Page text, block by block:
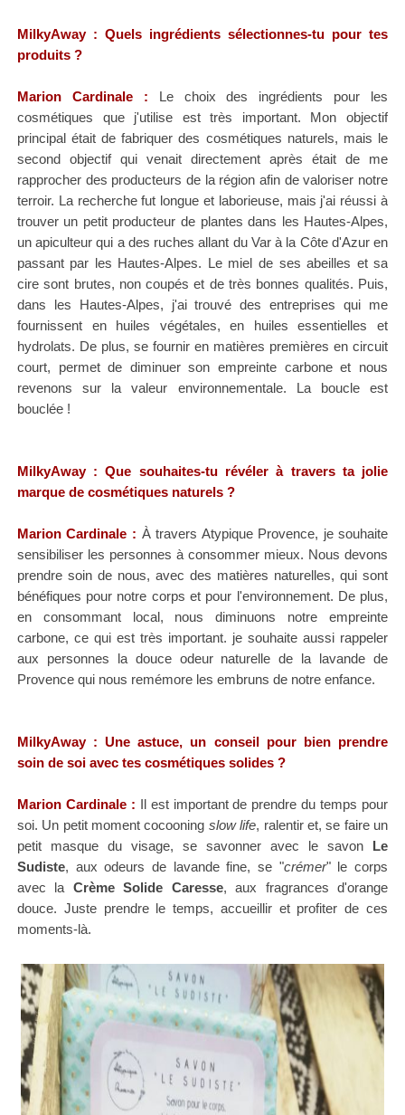
MilkyAway: Quels ingrédients sélectionnes-tu pour tes
produits ?
Marion Cardinale : Le choix des ingrédients pour les
cosmétiques que j'utilise est très important. Mon objectif
principal était de fabriquer des cosmétiques naturels, mais le
second objectif qui venait directement après était de me
rapprocher des producteurs de la région afin de valoriser notre
terroir. La recherche fut longue et laborieuse, mais j'ai réussi à
trouver un petit producteur de plantes dans les Hautes-Alpes,
un apiculteur qui a des ruches allant du Var à la Côte d'Azur en
passant par les Hautes-Alpes. Le miel de ses abeilles et sa
cire sont brutes, non coupés et de très bonnes qualités. Puis,
dans les Hautes-Alpes, j'ai trouvé des entreprises qui me
fournissent en huiles végétales, en huiles essentielles et
hydrolats. De plus, se fournir en matières premières en circuit
court, permet de diminuer son empreinte carbone et nous
revenons sur la valeur environnementale. La boucle est
bouclée !
MilkyAway: Que souhaites-tu révéler à travers ta jolie
marque de cosmétiques naturels?
Marion Cardinale : À travers Atypique Provence, je souhaite
sensibiliser les personnes à consommer mieux. Nous devons
prendre soin de nous, avec des matières naturelles, qui sont
bénéfiques pour notre corps et pour l'environnement. De plus,
en consommant local, nous diminuons notre empreinte
carbone, ce qui est très important. je souhaite aussi rappeler
aux personnes la douce odeur naturelle de la lavande de
Provence qui nous remémore les embruns de notre enfance.
MilkyAway : Une astuce, un conseil pour bien prendre
soin de soi avec tes cosmétiques solides?
Marion Cardinale : Il est important de prendre du temps pour
soi. Un petit moment cocooning slow life, ralentir et, se faire un
petit masque du visage, se savonner avec le savon Le
Sudiste, aux odeurs de lavande fine, se "crémer" le corps
avec la Crème Solide Caresse, aux fragrances d'orange
douce. Juste prendre le temps, accueillir et profiter de ces
moments-là.